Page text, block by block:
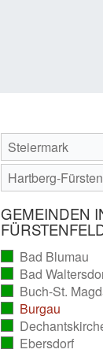
GEMEINDEN
Bad Blumau
ausgezählt)
Bad
ausgezählt)
Buch-St.
ausgezählt)
Burgau
ausgezählt)
ausgezählt)
Ebersdorf